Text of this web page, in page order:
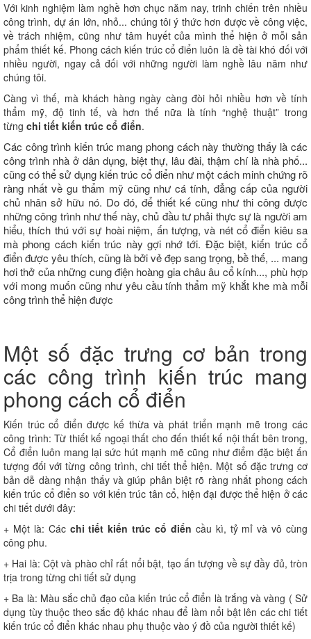
Với kinh nghiệm làm nghề hơn chục năm nay, trinh chiến trên nhiều
công trình, dự án lớn, nhỏ... chúng tôi ý thức hơn được về công việc,
về trách nhiệm, cũng như tâm huyết của mình thể hiện ở mỗi sản
phẩm thiết kế. Phong cách kiến trúc cổ điển luôn là đề tài khó đối với
nhiều người, ngay cả đối với những người làm nghề lâu năm như
chúng tôi.
Càng vì thế, mà khách hàng ngày càng đòi hỏi nhiều hơn về tính
thẩm mỹ, độ tinh tế, và hơn thế nữa là tính “nghệ thuật” trong
từng chi tiết kiến trúc cổ điển.
Các công trình kiến trúc mang phong cách này thường thấy là các
công trình nhà ở dân dụng, biệt thự, lâu đài, thậm chí là nhà phố...
cũng có thể sử dụng kiến trúc cổ điển như một cách minh chứng rõ
ràng nhất về gu thẩm mỹ cũng như cá tính, đẳng cấp của người
chủ nhân sở hữu nó. Do đó, để thiết kế cũng như thi công được
những công trình như thế này, chủ đầu tư phải thực sự là người am
hiểu, thích thú với sự hoài niệm, ấn tượng, và nét cổ điển kiêu sa
mà phong cách kiến trúc này gợi nhớ tới. Đặc biệt, kiến trúc cổ
điển được yêu thích, cũng là bởi vẻ đẹp sang trọng, bề thế, ... mang
hơi thở của những cung điện hoàng gia châu âu cổ kính..., phù hợp
với mong muốn cũng như yêu cầu tính thẩm mỹ khắt khe mà mỗi
công trình thể hiện được
Một số đặc trưng cơ bản trong
các công trình kiến trúc mang
phong cách cổ điển
Kiến trúc cổ điển được kế thừa và phát triển mạnh mẽ trong các
công trình: Từ thiết kế ngoại thất cho đến thiết kế nội thất bên trong,
Cổ điển luôn mang lại sức hút mạnh mẽ cũng như điểm đặc biệt ấn
tượng đối với từng công trình, chi tiết thể hiện. Một số đặc trưng cơ
bản dễ dàng nhận thấy và giúp phân biệt rõ ràng nhất phong cách
kiến trúc cổ điển so với kiến trúc tân cổ, hiện đại được thể hiện ở các
chi tiết dưới đây:
+ Một là: Các chi tiết kiến trúc cổ điển cầu kì, tỷ mỉ và vô cùng
công phu.
+ Hai là: Cột và phào chỉ rất nổi bật, tạo ấn tượng về sự đầy đủ, tròn
trịa trong từng chi tiết sử dụng
+ Ba là: Màu sắc chủ đạo của kiến trúc cổ điển là trắng và vàng ( Sử
dụng tùy thuộc theo sắc độ khác nhau để làm nổi bật lên các chi tiết
kiến trúc cổ điển khác nhau phụ thuộc vào ý đồ của người thiết kế)